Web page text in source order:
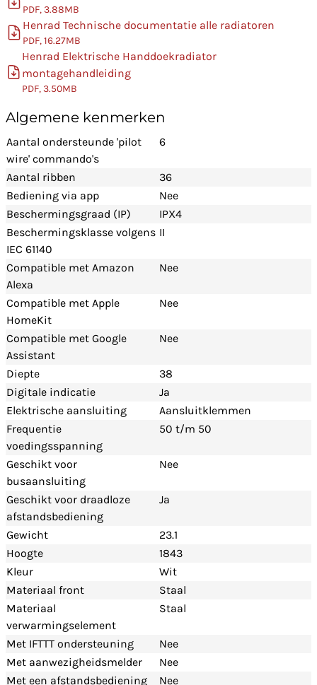
PDF, 3.88MB
Henrad Technische documentatie alle radiatoren
PDF, 16.27MB
Henrad Elektrische Handdoekradiator
montagehandleiding
PDF, 3.50MB
Algemene kenmerken
Aantal ondersteunde 'pilot
wire' commando's
6
Aantal ribben
36
Bediening via app
Nee
Beschermingsgraad (IP)
IPX4
Beschermingsklasse volgens
IEC 61140
II
Compatible met Amazon
Alexa
Nee
Compatible met Apple
HomeKit
Nee
Compatible met Google
Assistant
Nee
Diepte
38
Digitale indicatie
Ja
Elektrische aansluiting
Aansluitklemmen
Frequentie
voedingsspanning
50 t/m 50
Geschikt voor
busaansluiting
Nee
Geschikt voor draadloze
afstandsbediening
Ja
Gewicht
23.1
Hoogte
1843
Kleur
Wit
Materiaal front
Staal
Materiaal
verwarmingselement
Staal
Met IFTTT ondersteuning
Nee
Met aanwezigheidsmelder
Nee
Met een afstandsbediening
Nee